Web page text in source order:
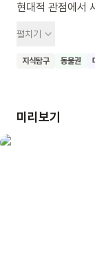
현대적 관점에서
빨간 모자>에서
빨간 모자가 늑
심각성을 알려주
읽고 여러 종과
펼치기
지식탐구 동물권
미리보기